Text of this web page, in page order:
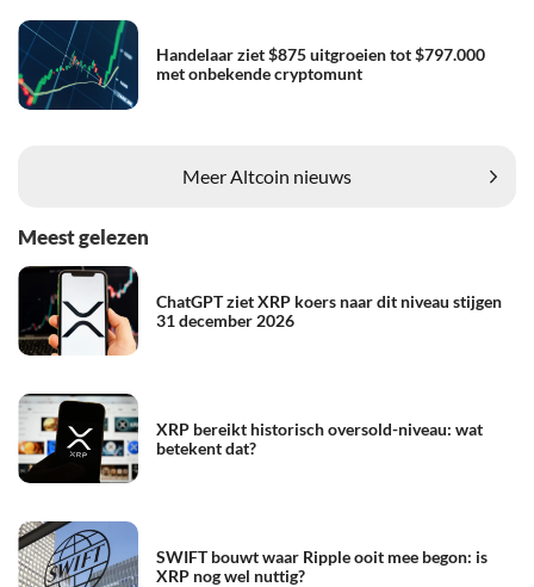
Handelaar ziet $875 uitgroeien tot $797.000
met onbekende cryptomunt
Meer Altcoin nieuws
Meest gelezen
ChatGPT ziet XRP koers naar dit niveau stijgen
31 december 2026
XRP bereikt historisch oversold-niveau: wat
betekent dat?
SWIFT bouwt waar Ripple ooit mee begon: is
XRP nog wel nuttig?